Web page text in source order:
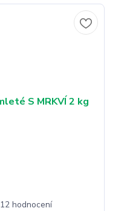
12 hodnocení